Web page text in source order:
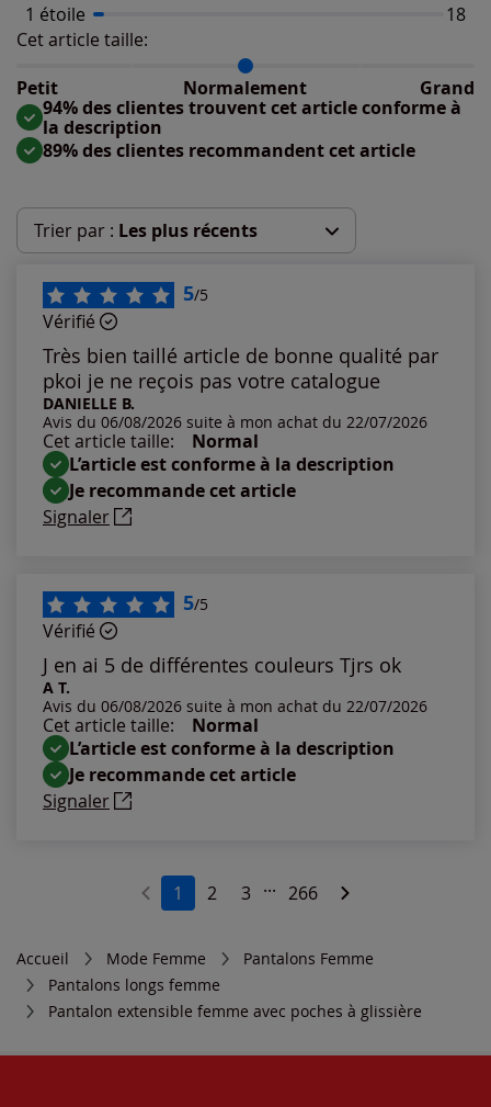
1 étoile
18
Cet article taille:
Petit
Normalement Grand
Répartition du taillant selon les avis clients
Taille normalement : 90%
Taille grand : 7%
94% des clientes trouvent cet article conforme à
la description
89% des clientes recommandent cet article
Trier par : Les plus récents
Les plus récents
Les plus anciens
Notes les plus élevées
Notes les plus basses
5/5
Vérifié
Très bien taillé article de bonne qualité par
pkoi je ne reçois pas votre catalogue
DANIELLE B.
Avis du 06/08/2026 suite à mon achat du 22/07/2026
Cet article taille:
Normal
L’article est conforme à la description
Je recommande cet article
Signaler
5/5
Vérifié
J en ai 5 de différentes couleurs Tjrs ok
A T.
Avis du 06/08/2026 suite à mon achat du 22/07/2026
Cet article taille:
Normal
L’article est conforme à la description
Je recommande cet article
Signaler
1 2 3 ... 266
Accueil Mode Femme
Pantalons Femme
Pantalons longs femme
Pantalon extensible femme avec poches à glissière